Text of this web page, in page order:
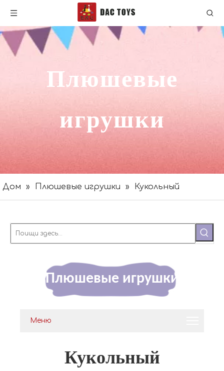
Плюшевые
игрушки
Дом » Плюшевые игрушки » Кукольный
Плюшевые игрушки
Меню
Кукольный